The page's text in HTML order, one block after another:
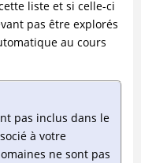
liste et si celle-ci
pas être explorés
au cours
pas inclus dans le
à votre
ne sont pas